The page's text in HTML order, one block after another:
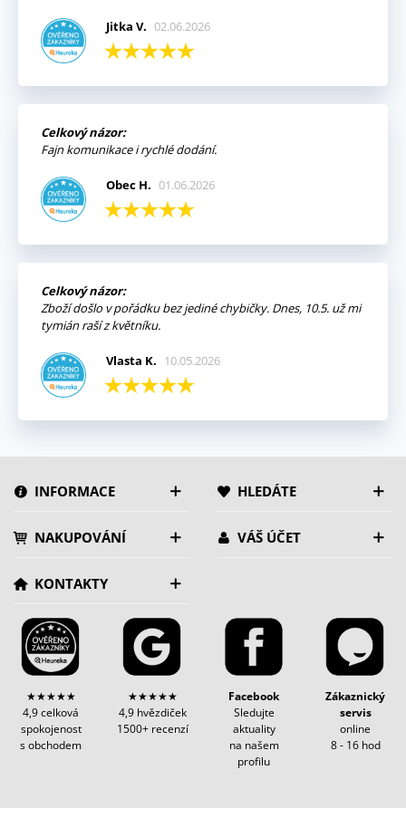
Jitka V. 02.06.2026
Celkový názor:
Fajn komunikace i rychlé dodání.
Obec H. 01.06.2026
Celkový názor:
Zboží došlo v pořádku bez jediné chybičky. Dnes, 10.5. už mi
tymián raší z květníku.
Vlasta K. 10.05.2026
INFORMACE HLEDÁTE
NAKUPOVÁNÍ VÁŠ ÚČET
KONTAKTY
★★★★★
4,9 celková
spokojenost
s obchodem
★★★★★
4,9 hvězdiček
1500+ recenzí
Facebook
Sledujte
aktuality
na našem
profilu
Zákaznický
servis
online
8 - 16 hod